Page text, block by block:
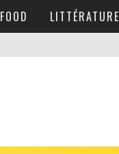
FOOD LITTÉRATURE